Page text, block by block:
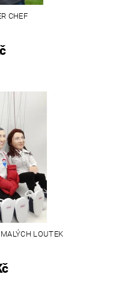
CHEF
LOUTEK